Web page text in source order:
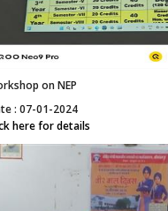
on NEP
: 07-01-2024
here for details